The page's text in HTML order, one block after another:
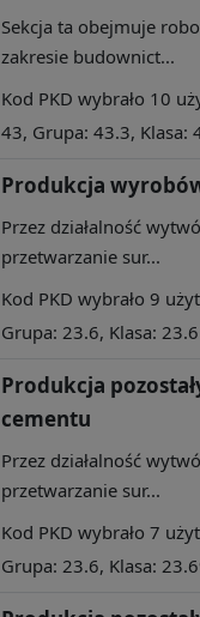
Sekcja ta obejmuje
zakresie budownict...
Kod PKD wybrało 10
43, Grupa: 43.3, Klasa:
Produkcja
Przez działalność
przetwarzanie sur...
Kod PKD wybrało 9
Grupa: 23.6, Klasa:
Produkcja
cementu
Przez działalność
przetwarzanie sur...
Kod PKD wybrało 7
Grupa: 23.6, Klasa: